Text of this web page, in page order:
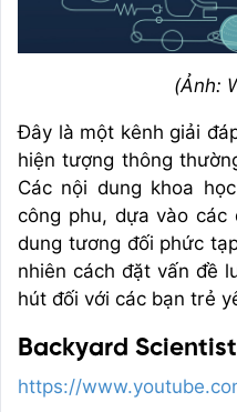
(Ảnh:
Đây là một kênh giải
hiện tượng thông
Các nội dung khoa
công phu, dựa vào các
dung tương đối phức
nhiên cách đặt vấn đề
hút đối với các bạn trẻ
Backyard Scientist
https://